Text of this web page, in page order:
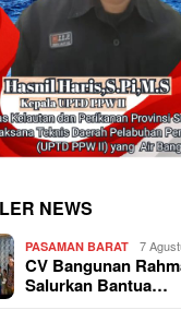
NEWS
PASAMAN BARAT 7
CV Bangunan
Salurkan Bantua…